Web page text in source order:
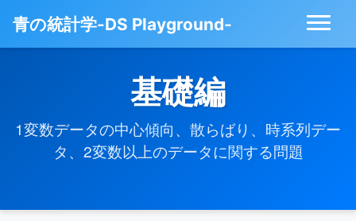
青の統計学-DS Playground-
基礎編
1変数データの中心傾向、散らばり、時系列デー
タ、2変数以上のデータに関する問題